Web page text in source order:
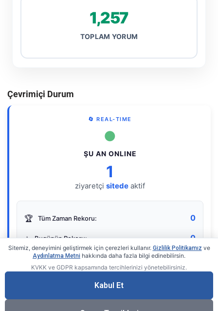
1,257
TOPLAM YORUM
Çevrimiçi Durum
🔄 REAL-TIME
●
ŞU AN ONLINE
1
ziyaretçi sitede aktif
🏆 Tüm Zaman Rekoru: 0
⭐ Bugünün Rekoru: 0
Gerçek zamanlı sayaç
Sitemiz, deneyimini geliştirmek için çerezleri kullanır. Gizlilik Politikamız ve
Aydınlatma Metni hakkında daha fazla bilgi edinebilirsin.
KVKK ve GDPR kapsamında tercihlerinizi yönetebilirsiniz.
Kabul Et